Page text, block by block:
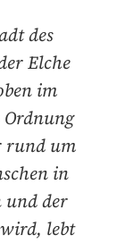
des
Elche
im
rund um
in
und der
lebt